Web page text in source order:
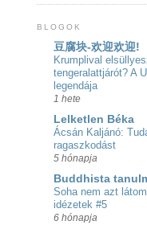
BLOGOK
豆腐块-欢迎欢迎!
Krumplival
tengeralattjárót? A
legendája
1 hete
Lelketlen Béka
Ácsán Kaljánó:
ragaszkodást
5 hónapja
Buddhista
Soha nem azt
idézetek #5
6 hónapja